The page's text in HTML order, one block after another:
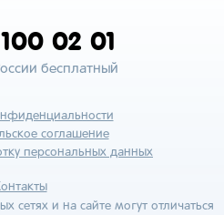
02 01
бесплатный
соглашение
персональных данных
сетях и на сайте могут отличаться